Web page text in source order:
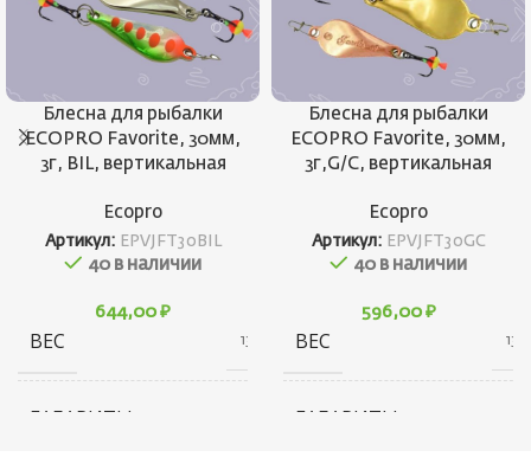
Блесна для рыбалки
ECOPRO Favorite, 30мм,
3г, BIL, вертикальная
Ecopro
Артикул: EPVJFT30BIL
40 в наличии
644,00 ₽
ВЕС 13 г
ГАБАРИТЫ
Блесна для рыбалки
ECOPRO Favorite, 30мм,
3г,G/C, вертикальная
Ecopro
Артикул: EPVJFT30GC
40 в наличии
596,00 ₽
ВЕС 13 г
ГАБАРИТЫ